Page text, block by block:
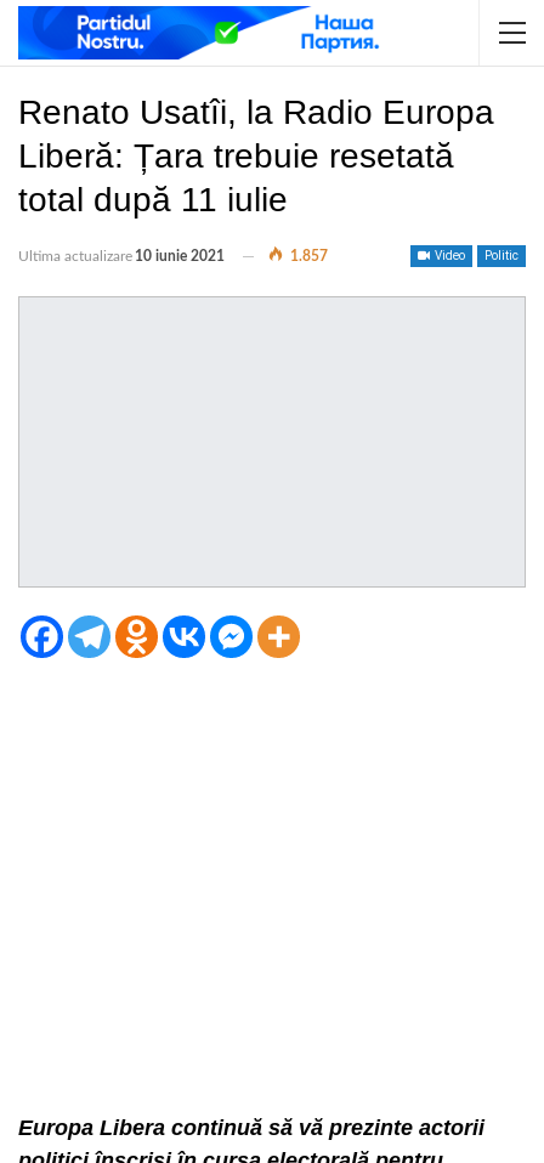
Renato Usatîi, la Radio Europa
Liberă: Țara trebuie resetată
total după 11 iulie
Video Politic
Ultima actualizare 10 iunie 2021 1.857
Europa Libera continuă să vă prezinte actorii